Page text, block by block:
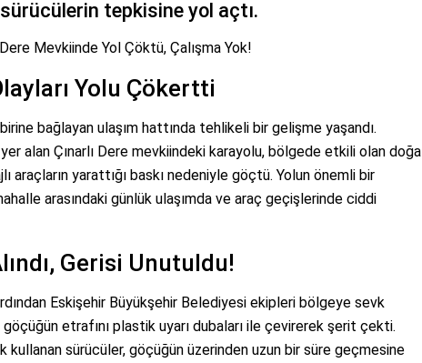
tepkisine yol açtı.
Mevkiinde Yol Çöktü, Çalışma Yok!
Yolu Çökertti
bağlayan ulaşım hattında tehlikeli bir gelişme yaşandı.
alan Çınarlı Dere mevkiindeki karayolu, bölgede etkili olan doğa
araçların yarattığı baskı nedeniyle göçtü. Yolun önemli bir
arasındaki günlük ulaşımda ve araç geçişlerinde ciddi
Gerisi Unutuldu!
Eskişehir Büyükşehir Belediyesi ekipleri bölgeye sevk
etrafını plastik uyarı dubaları ile çevirerek şerit çekti.
sürücüler, göçüğün üzerinden uzun bir süre geçmesine